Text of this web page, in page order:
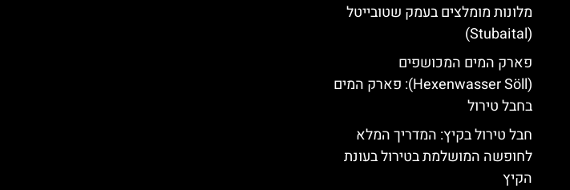
מלונות מומלצים בעמק שטובייטל
(Stubaital)
פארק המים המכושפים
(Hexenwasser Söll): פארק המים
בחבל טירול
חבל טירול בקיץ: המדריך המלא
לחופשה המושלמת בטירול בעונת
הקיץ